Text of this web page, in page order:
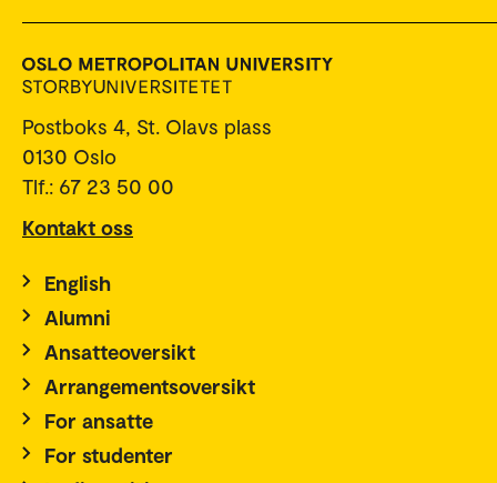
Postboks 4, St. Olavs plass
0130 Oslo
Tlf.: 67 23 50 00
Kontakt oss
English
Alumni
Ansatteoversikt
Arrangementsoversikt
For ansatte
For studenter